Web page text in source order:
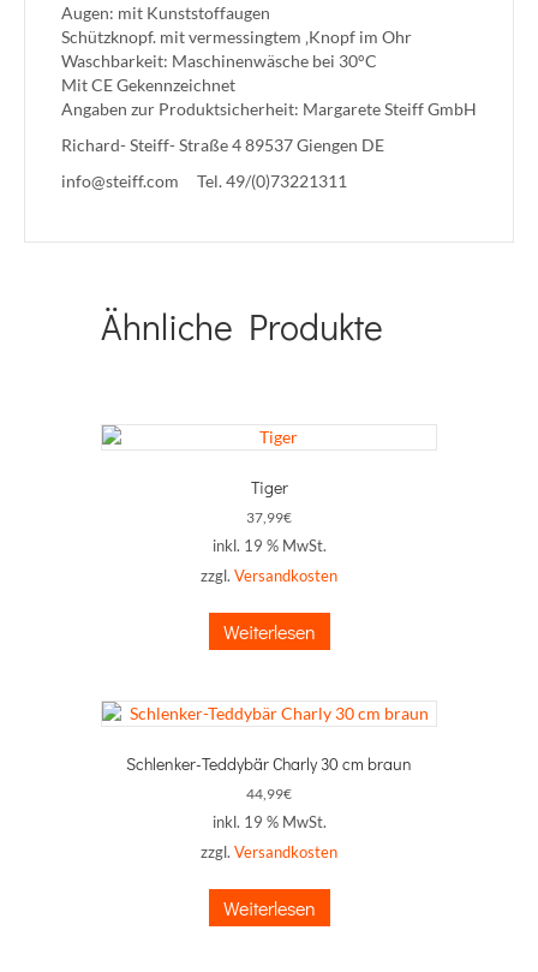
Augen: mit Kunststoffaugen
Schützknopf. mit vermessingtem ‚Knopf im Ohr
Waschbarkeit: Maschinenwäsche bei 30°C
Mit CE Gekennzeichnet
Angaben zur Produktsicherheit: Margarete Steiff GmbH
Richard- Steiff- Straße 4 89537 Giengen DE
info@steiff.com Tel. 49/(0)73221311
Ähnliche Produkte
Tiger
37,99€
inkl. 19 % MwSt.
zzgl. Versandkosten
Weiterlesen
Schlenker-Teddybär Charly 30 cm braun
44,99€
inkl. 19 % MwSt.
zzgl. Versandkosten
Weiterlesen